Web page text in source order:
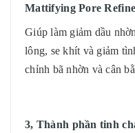
Mattifying Pore
Giúp làm giảm dầu
lông, se khít và giảm
chỉnh bã nhờn và cân
3, Thành phần tinh